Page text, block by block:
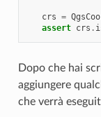
crs =
assert crs .
Dopo che hai
aggiungere
che verrà